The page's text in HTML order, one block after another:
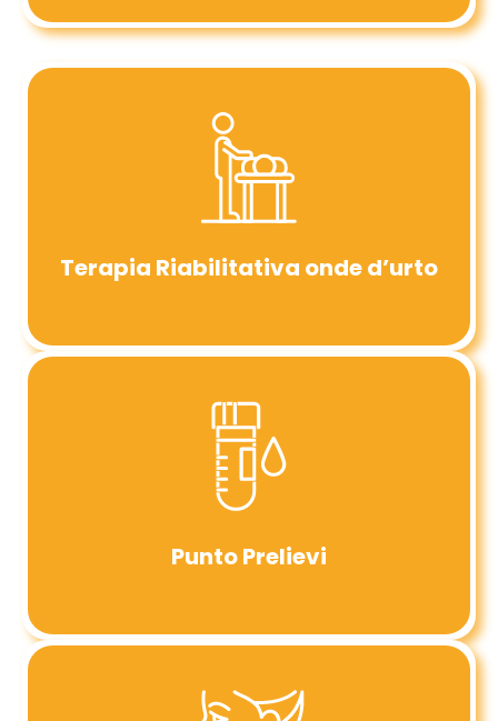
Terapia Riabilitativa onde d’urto
Punto Prelievi